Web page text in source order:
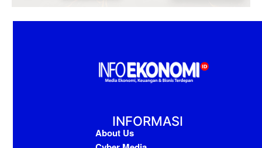
INFORMASI
About Us